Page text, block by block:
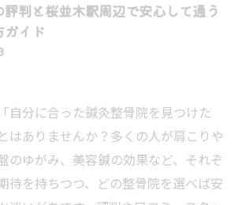
判と桜並木駅周辺で安心して通う
ガイド
自分に合った鍼灸整骨院を見つけた
はありませんか？多くの人が肩こりや
のゆがみ、美容鍼の効果など、それぞ
待を持ちつつ、どの整骨院を選べば安